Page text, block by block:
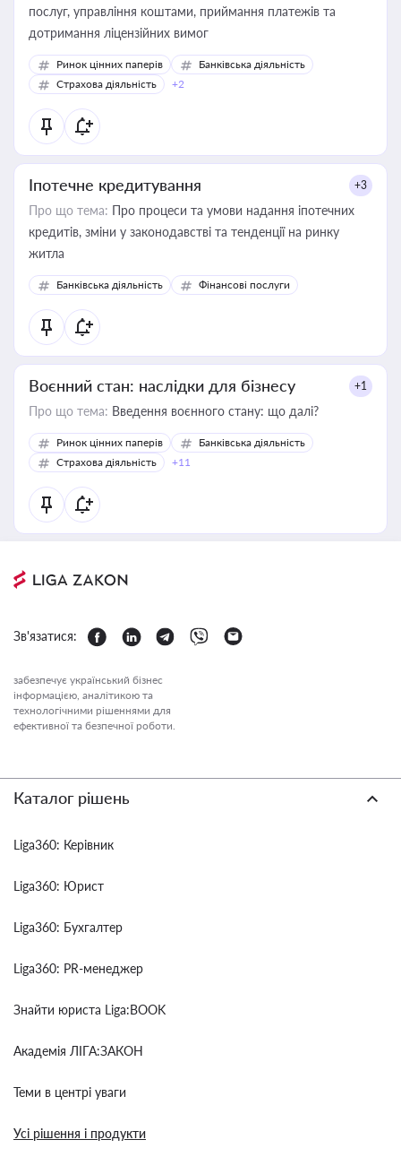
послуг, управління коштами, приймання платежів та
дотримання ліцензійних вимог
Ринок цінних паперів
Банківська діяльність
Страхова діяльність
+2
Іпотечне кредитування +3
Про що тема: Про процеси та умови надання іпотечних
кредитів, зміни у законодавстві та тенденції на ринку
житла
Банківська діяльність Фінансові послуги
Воєнний стан: наслідки для бізнесу +1
Про що тема: Введення воєнного стану: що далі?
Ринок цінних паперів
Банківська діяльність
Страхова діяльність
+11
Зв'язатися:
забезпечує український бізнес
інформацією, аналітикою та
технологічними рішеннями для
ефективної та безпечної роботи.
Каталог рішень
Liga360: Керівник
Liga360: Юрист
Liga360: Бухгалтер
Liga360: PR-менеджер
Знайти юриста Liga:BOOK
Академія ЛІГА:ЗАКОН
Теми в центрі уваги
Усі рішення і продукти